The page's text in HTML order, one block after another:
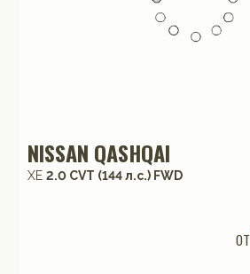
NISSAN QASHQAI
XE 2.0 CVT (144 л.с.) FWD
от